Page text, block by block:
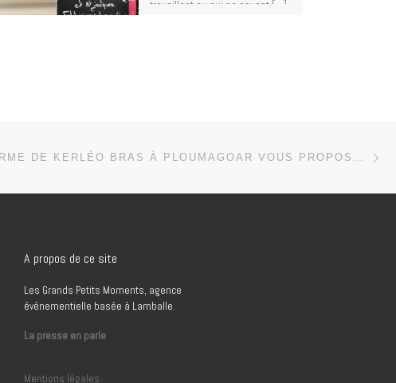
travaillent ou qui ne savent […]
DES ARTICLES
A propos de ce site
Les Grands Petits Moments, agence
événementielle basée à Lamballe.
La presse en parle
Mentions légales